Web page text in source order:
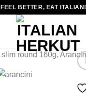
FEEL BETTER, EAT ITALIAN!